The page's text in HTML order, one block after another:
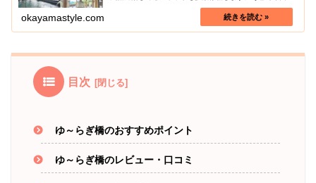
やアクセスの良さから独自に集計し...
okayamastyle.com
目次
ゆ～らぎ橋のおすすめポイント
ゆ～らぎ橋のレビュー・口コミ